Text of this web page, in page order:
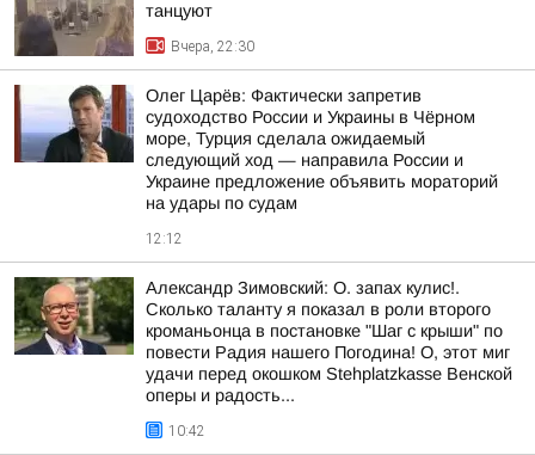
танцуют
Вчера, 22:30
Олег Царёв: Фактически запретив
судоходство России и Украины в Чёрном
море, Турция сделала ожидаемый
следующий ход — направила России и
Украине предложение объявить мораторий
на удары по судам
12:12
Александр Зимовский: О. запах кулис!.
Сколько таланту я показал в роли второго
кроманьонца в постановке "Шаг с крыши" по
повести Радия нашего Погодина! О, этот миг
удачи перед окошком Stehplatzkasse Венской
оперы и радость...
10:42